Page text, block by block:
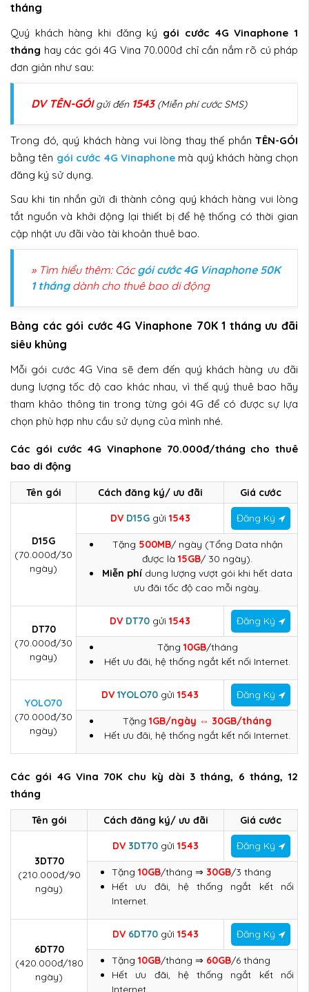
tháng
Quý khách hàng khi đăng ký gói cước 4G Vinaphone 1
tháng hay các gói 4G Vina 70.000đ chỉ cần nắm rõ cú pháp
đơn giản như sau:
DV TÊN-GÓI gửi đến 1543(Miễn phí cước SMS)
Trong đó, quý khách hàng vui lòng thay thế phần TÊN-GÓI
bằng tên gói cước 4G Vinaphone mà quý khách hàng chọn
đăng ký sử dụng.
Sau khi tin nhắn gửi đi thành công quý khách hàng vui lòng
tắt nguồn và khởi động lại thiết bị để hệ thống có thời gian
cập nhật ưu đãi vào tài khoản thuê bao.
» Tìm hiểu thêm: Cácgói cước 4G Vinaphone 50K
1 thángdành cho thuê bao di động
Bảng các gói cước 4G Vinaphone 70K 1 tháng ưu đãi
siêu khủng
Mỗi gói cước 4G Vina sẽ đem đến quý khách hàng ưu đãi
dung lượng tốc độ cao khác nhau, vì thế quý thuê bao hãy
tham khảo thông tin trong từng gói 4G để có được sự lựa
chọn phù hợp nhu cầu sử dụng của mình nhé.
Các gói cước 4G Vinaphone 70.000đ/tháng cho thuê
bao di động
Tên gói Cách đăng ký/ ưu đãi Giá cước
D15G
(70.000đ/30
ngày)
DV D15Ggửi 1543 Đăng Ký
Tặng 500MB/ ngày (Tổng Data nhận
được là 15GB/ 30 ngày).
Miễn phí dung lượng vượt gói khi hết data
ưu đãi tốc độ cao mỗi ngày.
DT70
(70.000đ/30
ngày)
DV DT70 gửi 1543 Đăng Ký
Tặng 10GB/tháng
Hết ưu đãi, hệ thống ngắt kết nối Internet.
YOLO70
(70.000đ/30
ngày)
DV 1YOLO70 gửi 1543 Đăng Ký
Tặng 1GB/ngày ⇔ 30GB/tháng
Hết ưu đãi, hệ thống ngắt kết nối Internet.
Các gói 4G Vina 70K chu kỳ dài 3 tháng, 6 tháng, 12
tháng
Tên gói Cách đăng ký/ ưu đãi Giá cước
3DT70
(210.000đ/90
ngày)
DV 3DT70 gửi 1543 Đăng Ký
Tặng 10GB/tháng ⇒ 30GB/3 tháng
Hết ưu đãi, hệ thống ngắt kết nối
Internet.
6DT70
(420.000đ/180
ngày)
DV 6DT70 gửi 1543 Đăng Ký
Tặng 10GB/tháng ⇒ 60GB/6 tháng
Hết ưu đãi, hệ thống ngắt kết nối
Internet.